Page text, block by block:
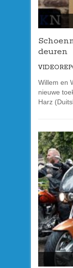
deuren
Willem en
nieuwe
Harz